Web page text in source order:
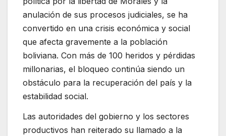
anulación de sus procesos judiciales, se ha
convertido en una crisis económica y social
que afecta gravemente a la población
boliviana. Con más de 100 heridos y pérdidas
millonarias, el bloqueo continúa siendo un
obstáculo para la recuperación del país y la
estabilidad social.
Las autoridades del gobierno y los sectores
productivos han reiterado su llamado a la